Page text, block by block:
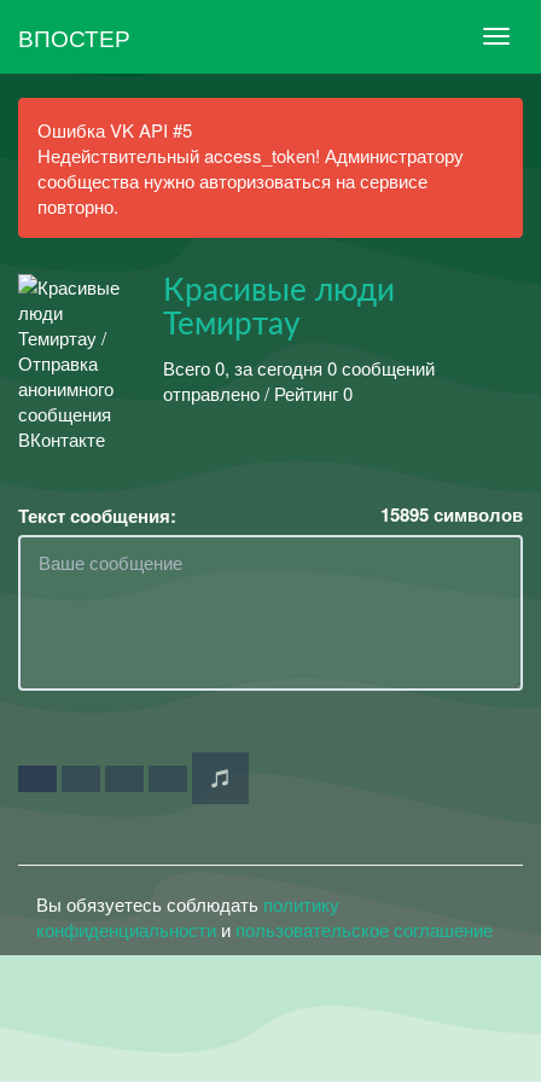
ВПОСТЕР
Ошибка VK API #5
Недействительный access_token! Администратору
сообщества нужно авторизоваться на сервисе
повторно.
Красивые люди
Темиртау
Всего 0, за сегодня 0 сообщений
отправлено / Рейтинг 0
Текст сообщения: 15895символов
Вы обязуетесь соблюдать политику
конфиденциальности и пользовательское соглашение